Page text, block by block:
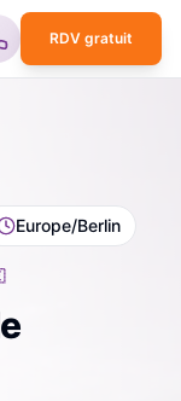
RDV gratuit
Europe/Berlin